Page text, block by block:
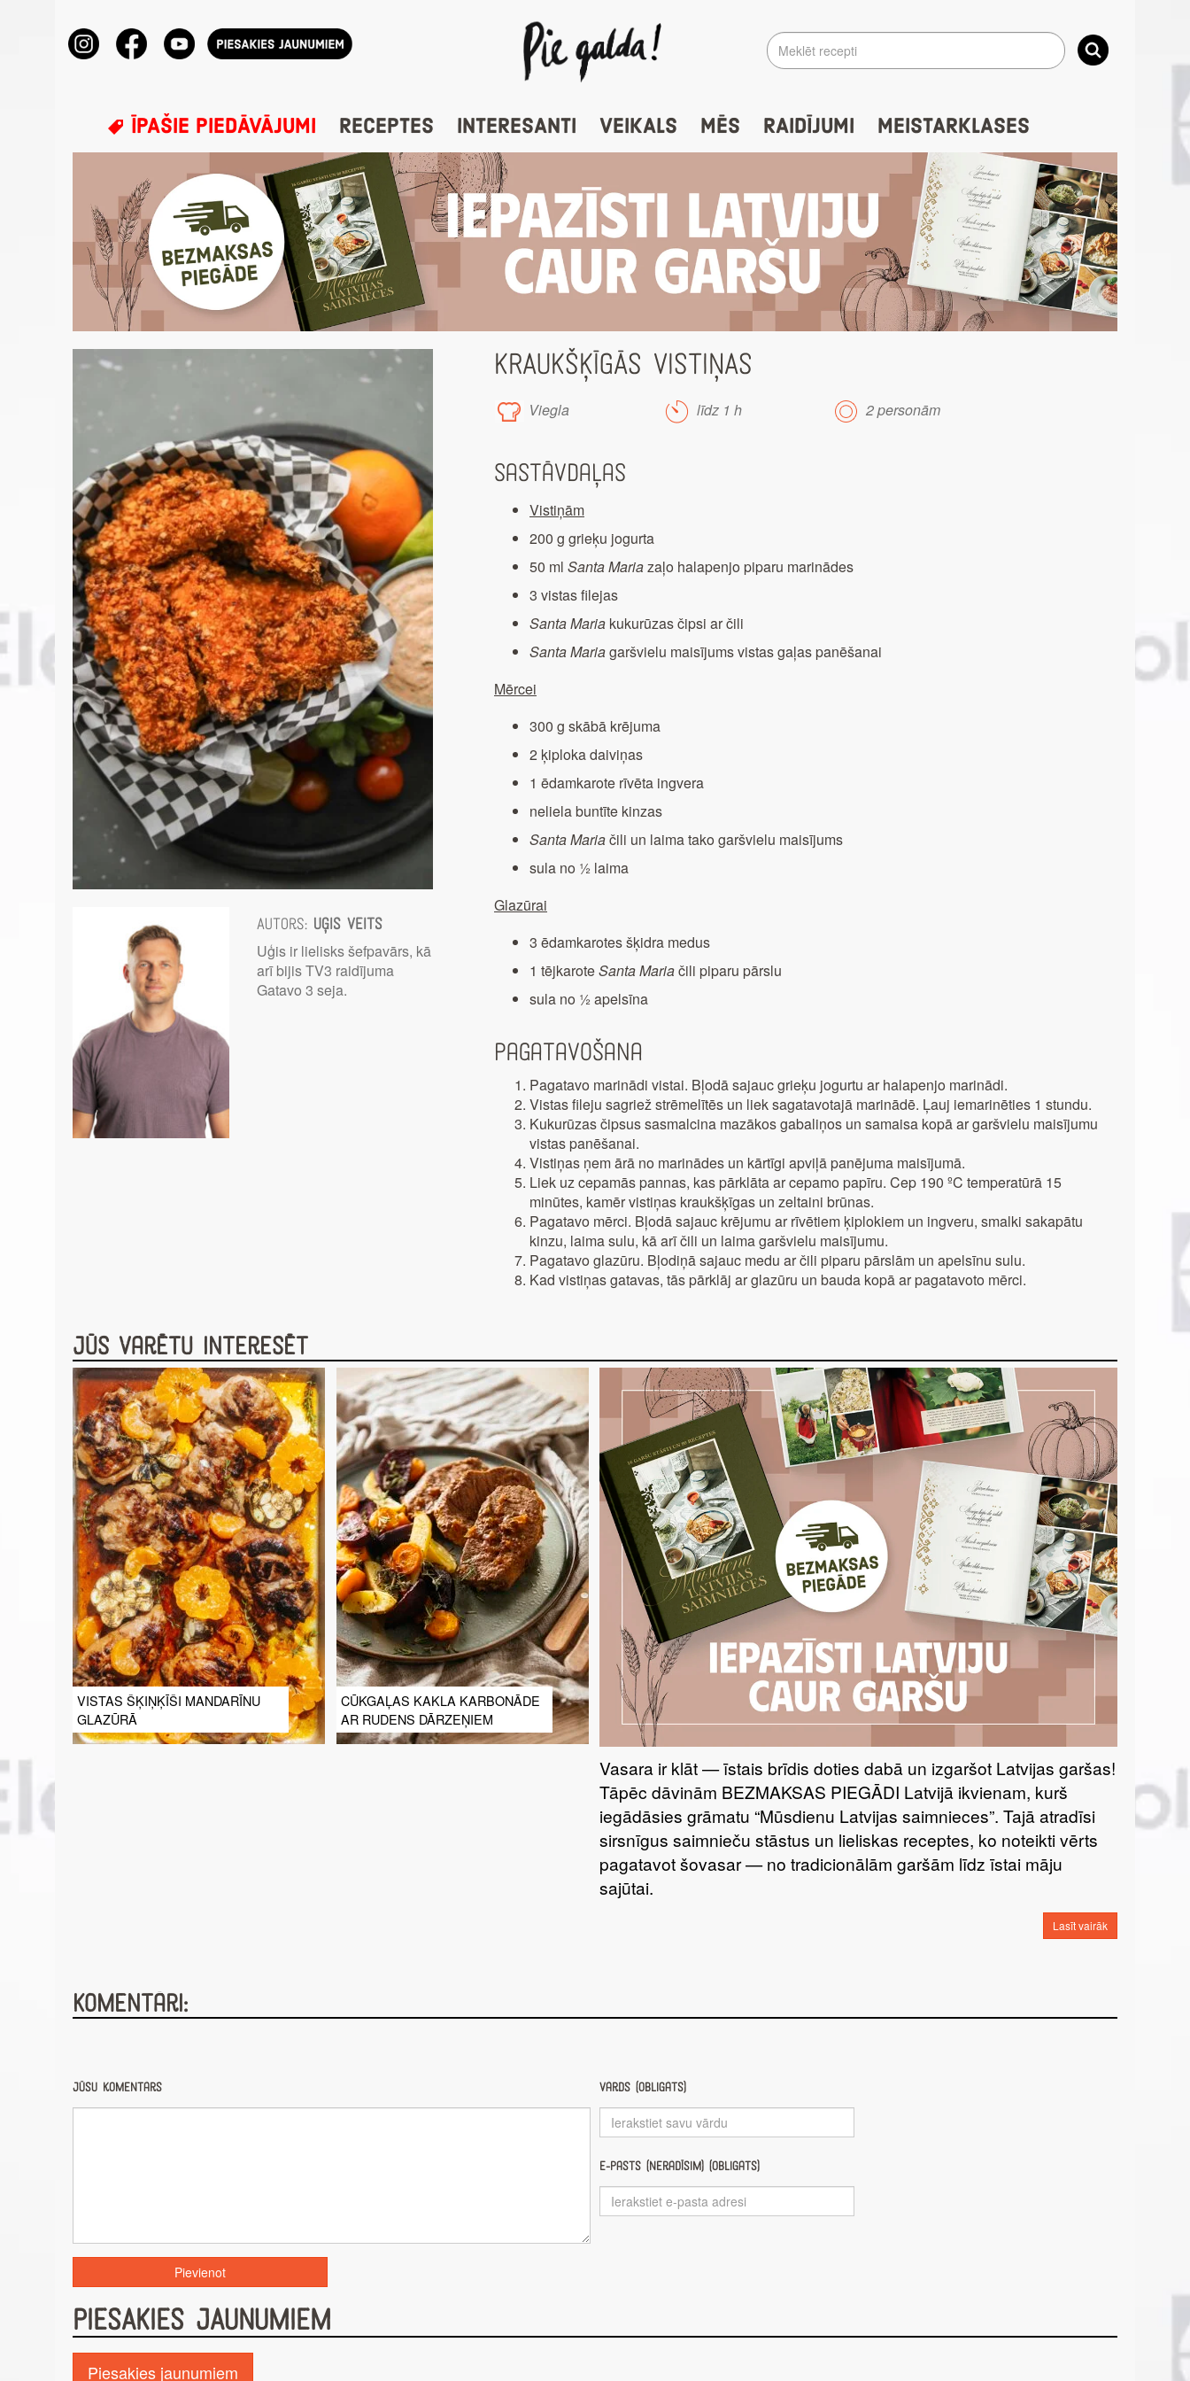
ĪPAŠIE PIEDĀVĀJUMI RECEPTES INTERESANTI VEIKALS MĒS RAIDĪJUMI MEISTARKLASES
Autors: Uģis Veits
Uģis ir lielisks šefpavārs, kā
arī bijis TV3 raidījuma
Gatavo 3 seja.
KRAUKŠĶĪGĀS VISTIŅAS
Viegla līdz 1 h 2 personām
Sastāvdaļas
Vistiņām
200 g grieķu jogurta
50 ml Santa Mariazaļo halapenjo piparu marinādes
3 vistas filejas
Santa Maria kukurūzas čipsi ar čili
Santa Mariagaršvielu maisījums vistas gaļas panēšanai
Mērcei
300 g skābā krējuma
2 ķiploka daiviņas
1 ēdamkarote rīvēta ingvera
neliela buntīte kinzas
Santa Mariačili un laima tako garšvielu maisījums
sula no ½ laima
Glazūrai
3 ēdamkarotes šķidra medus
1 tējkaroteSanta Mariačili piparu pārslu
sula no ½ apelsīna
Pagatavošana
Pagatavo marinādi vistai. Bļodā sajauc grieķu jogurtu ar halapenjo marinādi.
Vistas fileju sagriež strēmelītēs un liek sagatavotajā marinādē. Ļauj iemarinēties 1 stundu.
Kukurūzas čipsus sasmalcina mazākos gabaliņos un samaisa kopā ar garšvielu maisījumu
vistas panēšanai.
Vistiņas ņem ārā no marinādes un kārtīgi apviļā panējuma maisījumā.
Liek uz cepamās pannas, kas pārklāta ar cepamo papīru. Cep 190 ºC temperatūrā 15
minūtes, kamēr vistiņas kraukšķīgas un zeltaini brūnas.
Pagatavo mērci. Bļodā sajauc krējumu ar rīvētiem ķiplokiem un ingveru, smalki sakapātu
kinzu, laima sulu, kā arī čili un laima garšvielu maisījumu.
Pagatavo glazūru. Bļodiņā sajauc medu ar čili piparu pārslām un apelsīnu sulu.
Kad vistiņas gatavas, tās pārklāj ar glazūru un bauda kopā ar pagatavoto mērci.
Jūs varētu interesēt
VISTAS ŠĶIŅĶĪŠI MANDARĪNU
GLAZŪRĀ
CŪKGAĻAS KAKLA KARBONĀDE
AR RUDENS DĀRZEŅIEM
Vasara ir klāt — īstais brīdis doties dabā un izgaršot Latvijas garšas!
Tāpēc dāvinām BEZMAKSAS PIEGĀDI Latvijā ikvienam, kurš
iegādāsies grāmatu “Mūsdienu Latvijas saimnieces”. Tajā atradīsi
sirsnīgus saimnieču stāstus un lieliskas receptes, ko noteikti vērts
pagatavot šovasar — no tradicionālām garšām līdz īstai māju
sajūtai.
Lasīt vairāk
Komentāri:
Jūsu komentārs Vārds (obligāts)
E-pasts (nerādīsim) (obligāts)
PIESAKIES JAUNUMIEM
Piesakies jaunumiem